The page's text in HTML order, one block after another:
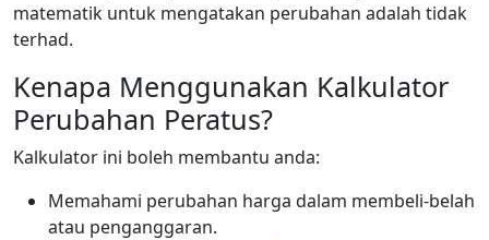
matematik untuk mengatakan perubahan adalah tidak
terhad.
Kenapa Menggunakan Kalkulator
Perubahan Peratus?
Kalkulator ini boleh membantu anda:
Memahami perubahan harga dalam membeli-belah
atau penganggaran.